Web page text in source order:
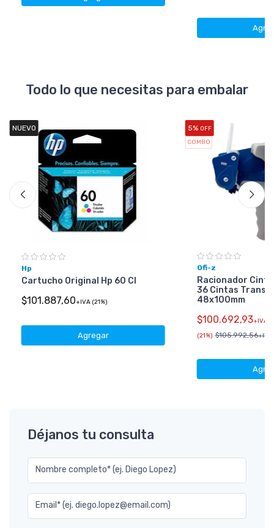
Todo lo que necesitas para embalar
NUEVO
Hp
Cartucho Original Hp 60 Cl
$101.887,60+IVA (21%)
Agregar
5% OFF
COMBO
Ofi-z
Racionador
36 Cintas
48x100mm
$100.692,93+IVA
(21%) $105.992,56+IVA
Déjanos tu consulta
Nombre completo* (ej. Diego Lopez)
Email* (ej. diego.lopez@email.com)